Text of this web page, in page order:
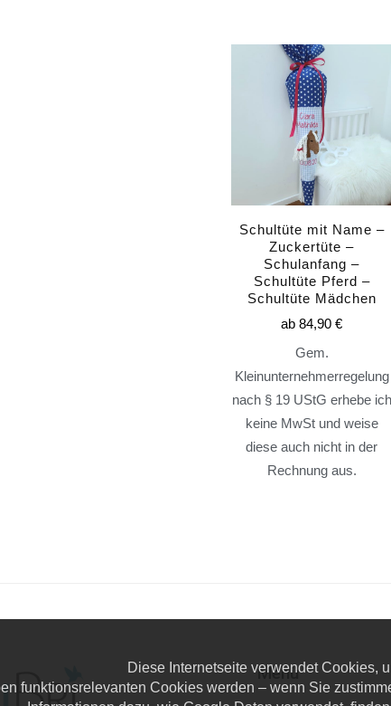
Schultüte mit Name –
Zuckertüte –
Schulanfang –
Schultüte Pferd –
Schultüte Mädchen
ab84,90€
Gem.
Kleinunternehmerregelung
nach § 19 UStG erhebe ich
keine MwSt und weise
diese auch nicht in der
Rechnung aus.
Menü
Diese Internetseite verwendet Cookies,
funktionsrelevanten Cookies werden – wenn Sie